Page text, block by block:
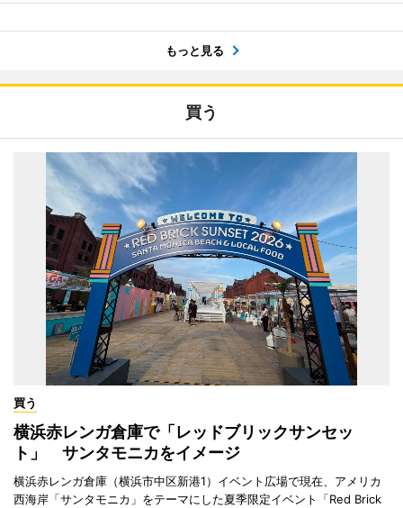
もっと見る
買う
買う
横浜赤レンガ倉庫で「レッドブリックサンセッ
ト」 サンタモニカをイメージ
横浜赤レンガ倉庫（横浜市中区新港1）イベント広場で現在、アメリカ
西海岸「サンタモニカ」をテーマにした夏季限定イベント「Red Brick